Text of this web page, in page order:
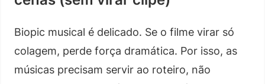
Biopic musical é delicado. Se o filme virar só
colagem, perde força dramática. Por isso, as
músicas precisam servir ao roteiro, não